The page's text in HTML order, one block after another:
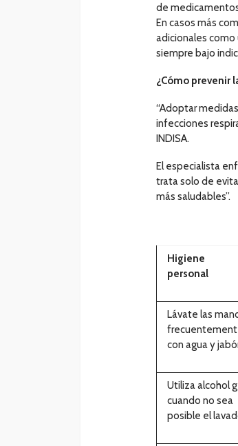
de
En casos más
adicionales como
siempre bajo
¿Cómo prevenir
“Adoptar
infecciones
INDISA.
El especialista
trata solo de
más saludables”.
Higiene
personal
Lávate las
con agua y
Utiliza alcohol
cuando no sea
posible el